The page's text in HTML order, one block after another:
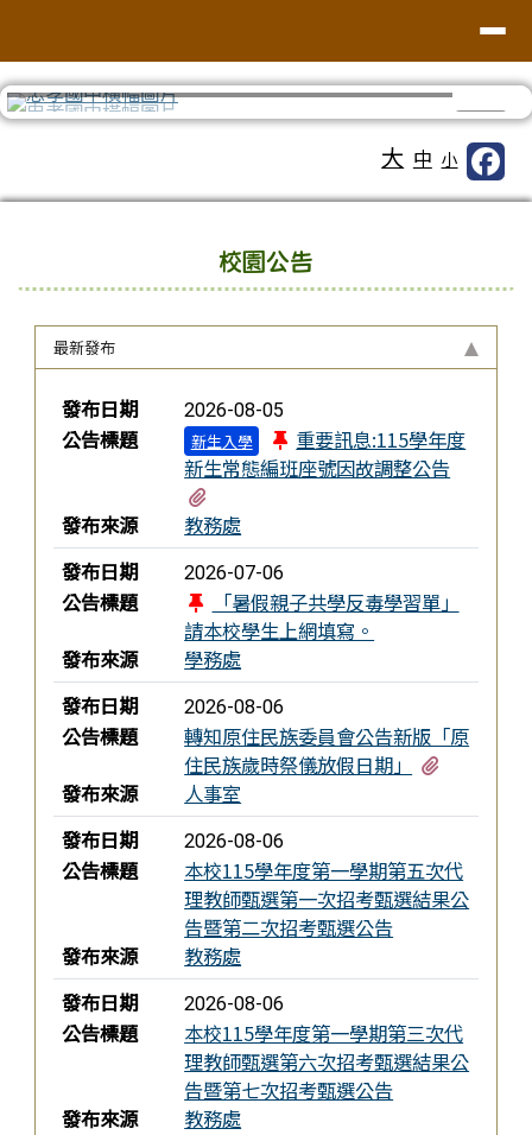
大 中 小
校園公告
最新發布
新聞列表
發布日期 2026-08-05
公告標題 新生入學
重要訊息:115學年度
新生常態編班座號因故調整公告
發布來源
教務處
發布日期
2026-07-06
公告標題
「暑假親子共學反毒學習單」
請本校學生上網填寫。
發布來源
學務處
發布日期
2026-08-06
公告標題
轉知原住民族委員會公告新版「原
住民族歲時祭儀放假日期」
發布來源
人事室
發布日期
2026-08-06
公告標題
本校115學年度第一學期第五次代
理教師甄選第一次招考甄選結果公
告暨第二次招考甄選公告
發布來源
教務處
發布日期
2026-08-06
公告標題
本校115學年度第一學期第三次代
理教師甄選第六次招考甄選結果公
告暨第七次招考甄選公告
發布來源
教務處